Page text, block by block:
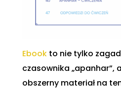
Ebookto nie tylko
czasownika „apanhar”,
obszerny materiał na